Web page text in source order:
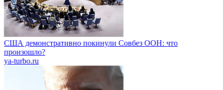
США демонстративно покинули Совбез ООН: что
произошло?
ya-turbo.ru